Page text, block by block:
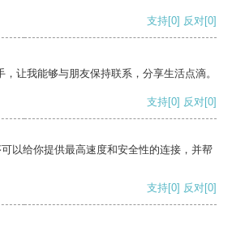
支持[0] 反对[0]
让我能够与朋友保持联系，分享生活点滴。
支持[0] 反对[0]
以给你提供最高速度和安全性的连接，并帮
支持[0] 反对[0]